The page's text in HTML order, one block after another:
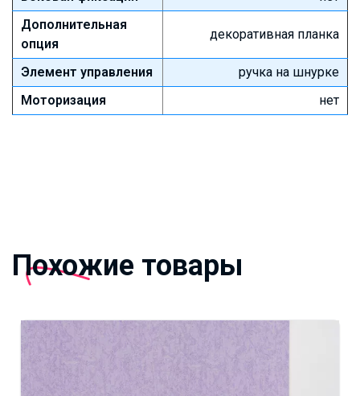
Дополнительная
опция
декоративная планка
Элемент управления
ручка на шнурке
Моторизация
нет
Похожие товары